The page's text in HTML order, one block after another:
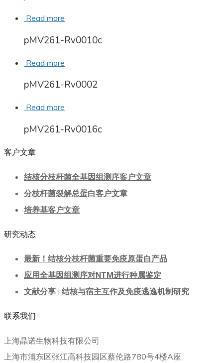
Read more
pMV261-Rv0010c
Read more
pMV261-Rv0002
Read more
pMV261-Rv0016c
客户文章
结核分枝杆菌全基因组测序客户文章
分枝杆菌裂解总蛋白客户文章
培养基客户文章
研究动态
最新！结核分枝杆菌重要免疫原蛋白产品
应用全基因组测序对NTM进行种属鉴定
文献分享 | 结核与宿主互作及免疫逃逸机制研究
联系我们
上海晶诺生物科技有限公司
上海市浦东区张江高科技园区蔡伦路780号4楼A座